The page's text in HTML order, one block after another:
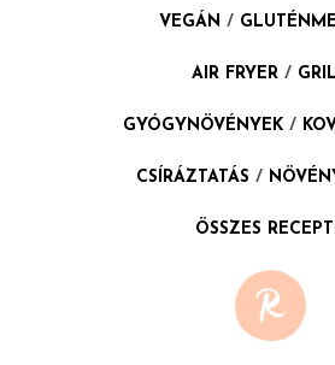
VEGÁN /
AIR FRYER /
GYÓGYNÖVÉNYEK /
CSÍRÁZTATÁS /
ÖSSZES